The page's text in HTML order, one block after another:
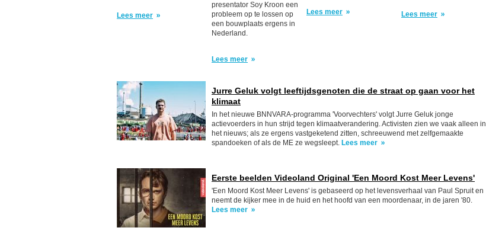
Lees meer
presentator Soy Kroon een
probleem op te lossen op
een bouwplaats ergens in
Nederland.
Lees meer
Lees meer Lees meer
Jurre Geluk volgt leeftijdsgenoten die de straat op gaan voor het
klimaat
In het nieuwe BNNVARA-programma 'Voorvechters' volgt Jurre Geluk jonge
actievoerders in hun strijd tegen klimaatverandering. Activisten zien we vaak alleen in
het nieuws; als ze ergens vastgeketend zitten, schreeuwend met zelfgemaakte
spandoeken of als de ME ze wegsleept. Lees meer
Eerste beelden Videoland Original 'Een Moord Kost Meer Levens'
'Een Moord Kost Meer Levens' is gebaseerd op het levensverhaal van Paul Spruit en
neemt de kijker mee in de huid en het hoofd van een moordenaar, in de jaren '80.
Lees meer